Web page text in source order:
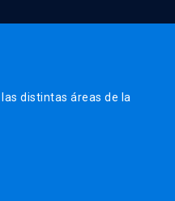
distintas áreas de la